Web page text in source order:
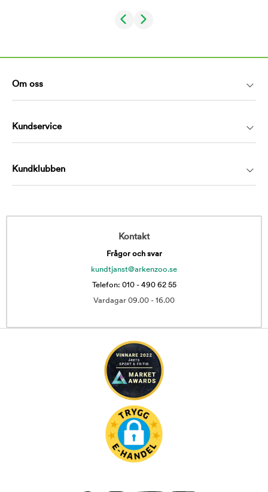
Om oss
Kundservice
Kundklubben
Kontakt
Frågor och svar
kundtjanst@arkenzoo.se
Telefon: 010 - 490 62 55
Vardagar 09.00 - 16.00